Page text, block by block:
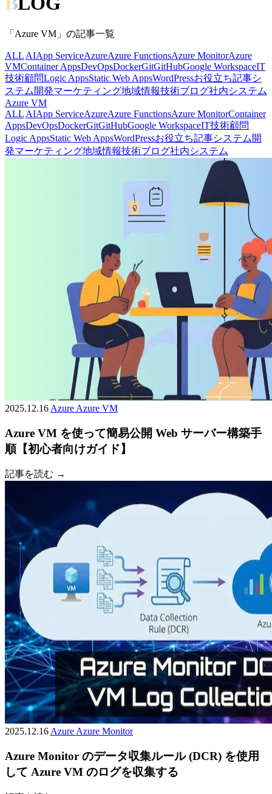
「Azure VM」の記事一覧
ALL AIApp ServiceAzureAzure FunctionsAzure MonitorAzure
VMContainer AppsDevOpsDockerGitGitHubGoogle WorkspaceIT
技術顧問Logic AppsStatic Web AppsWordPressお役立ち記事シ
ステム開発マーケティング地域情報技術ブログ社内システム
Azure VM
ALL AIApp ServiceAzureAzure FunctionsAzure MonitorContainer
AppsDevOpsDockerGitGitHubGoogle WorkspaceIT技術顧問
Logic AppsStatic Web AppsWordPressお役立ち記事システム開
発マーケティング地域情報技術ブログ社内システム
2025.12.16 Azure Azure VM
Azure VM を使って簡易公開 Web サーバー構築手
順【初心者向けガイド】
記事を読む →
2025.12.16 Azure Azure Monitor
Azure Monitor のデータ収集ルール (DCR) を使用
して Azure VM のログを収集する